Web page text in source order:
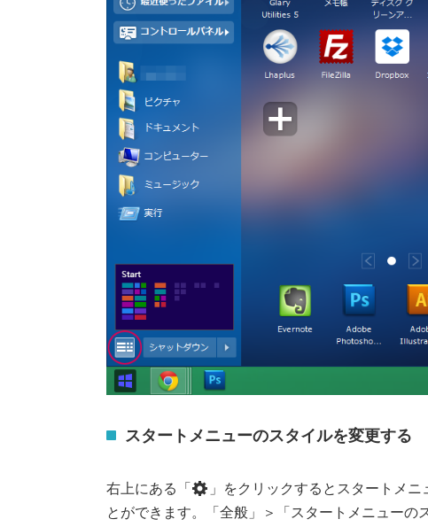
スタートメニューのスタイルを変更する
右上にある「
」をクリックするとスタートメ
とができます。「全般」＞「スタートメニュー